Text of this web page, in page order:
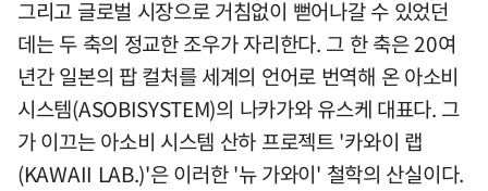
그리고 글로벌 시장으로 거침없이 뻗어나갈 수 있었던
데는 두 축의 정교한 조우가 자리한다. 그 한 축은 20여
년간 일본의 팝 컬처를 세계의 언어로 번역해 온 아소비
시스템(ASOBISYSTEM)의 나카가와 유스케 대표다. 그
가 이끄는 아소비 시스템 산하 프로젝트 '카와이 랩
(KAWAII LAB.)'은 이러한 '뉴 가와이' 철학의 산실이다.